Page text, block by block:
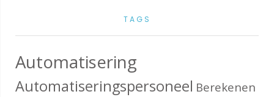
TAGS
Automatisering
Automatiseringspersoneel Berekenen